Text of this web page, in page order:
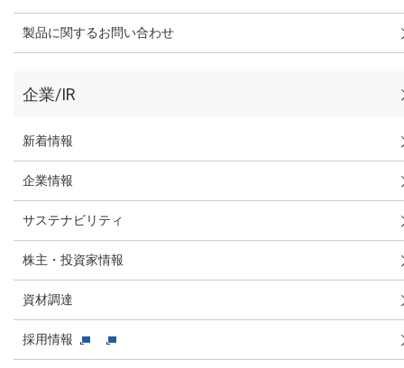
製品に関するお問い合わせ
企業/IR
新着情報
企業情報
サステナビリティ
株主・投資家情報
資材調達
採用情報